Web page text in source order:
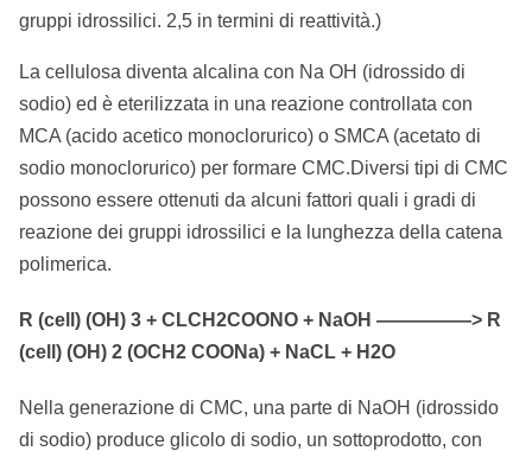
gruppi idrossilici. 2,5 in termini di reattività.)
La cellulosa diventa alcalina con Na OH (idrossido di
sodio) ed è eterilizzata in una reazione controllata con
MCA (acido acetico monoclorurico) o SMCA (acetato di
sodio monoclorurico) per formare CMC.Diversi tipi di CMC
possono essere ottenuti da alcuni fattori quali i gradi di
reazione dei gruppi idrossilici e la lunghezza della catena
polimerica.
R (cell) (OH) 3 + CLCH2COONO + NaOH ―――――> R
(cell) (OH) 2 (OCH2 COONa) + NaCL + H2O
Nella generazione di CMC, una parte di NaOH (idrossido
di sodio) produce glicolo di sodio, un sottoprodotto, con